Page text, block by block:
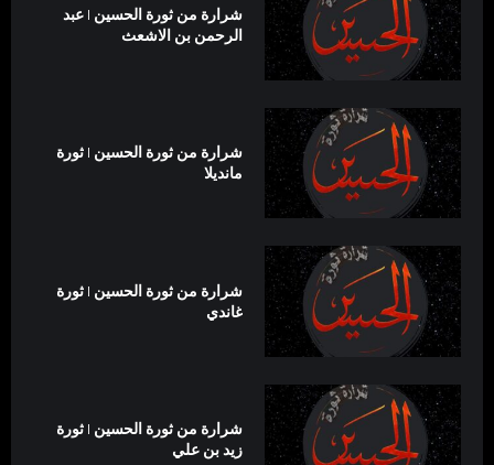
شرارة من ثورة الحسين | عبد
الرحمن بن الاشعث
شرارة من ثورة الحسين | ثورة
مانديلا
شرارة من ثورة الحسين | ثورة
غاندي
شرارة من ثورة الحسين | ثورة
زيد بن علي